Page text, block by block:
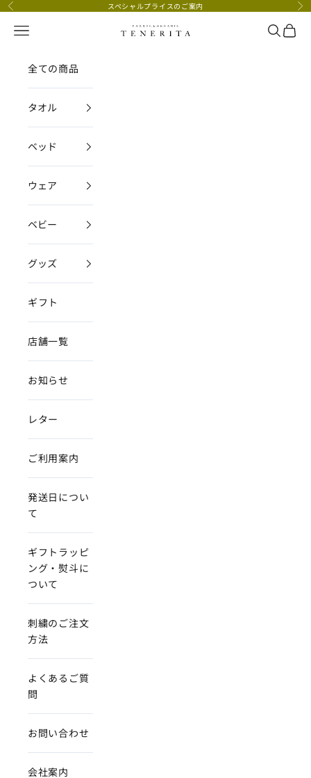
コンテンツへスキップ
前へ スペシャルプライスのご案内 次
TENERITA公式オンラインストア
メニュー 検索カー
全ての商品
タオル
ベッド
ウェア
ベビー
グッズ
ギフト
店舗一覧
お知らせ
レター
ご利用案内
発送日につい
て
ギフトラッピ
ング・熨斗に
ついて
刺繍のご注文
方法
よくあるご質
問
お問い合わせ
会社案内